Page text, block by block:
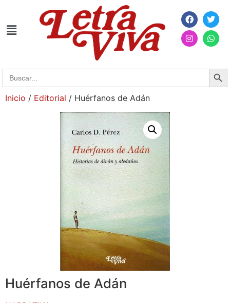
Search
for:
Inicio / Editorial / Huérfanos de Adán
Huérfanos de Adán